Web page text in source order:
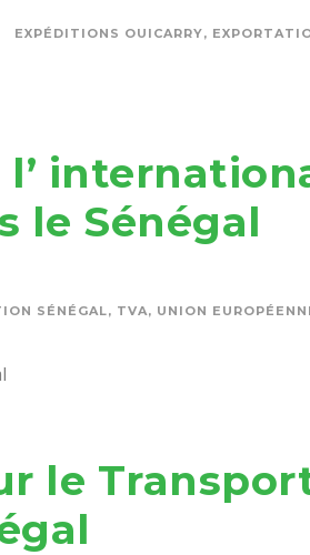
EXPÉDITIONS OUICARRY,
le Sénégal
SÉNÉGAL, TVA, UNION
le